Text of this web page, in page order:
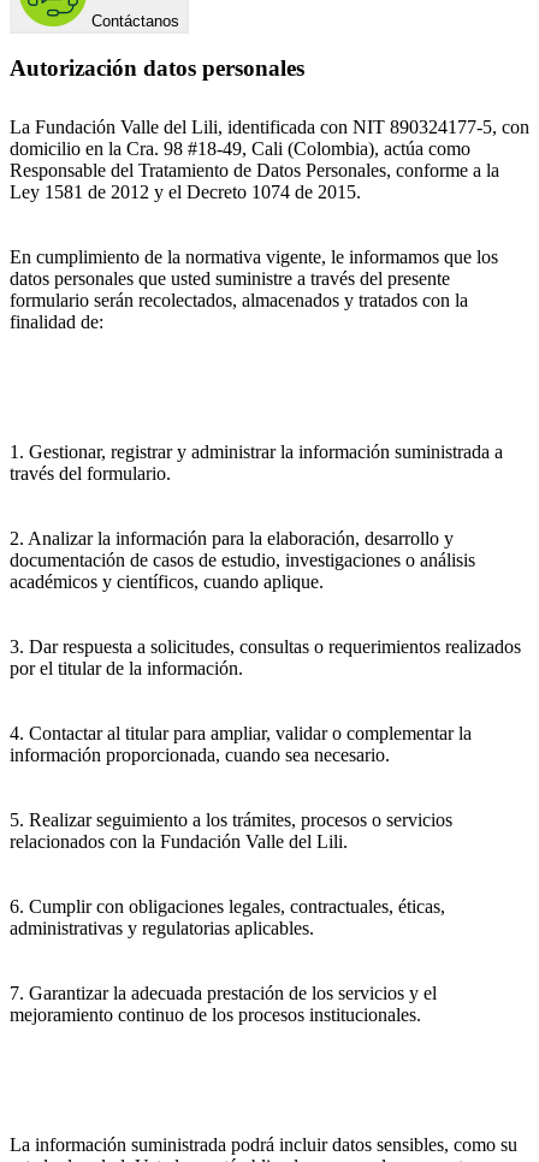
Contáctanos
Autorización datos personales
La Fundación Valle del Lili, identificada con NIT 890324177-5, con
domicilio en la Cra. 98 #18-49, Cali (Colombia), actúa como
Responsable del Tratamiento de Datos Personales, conforme a la
Ley 1581 de 2012 y el Decreto 1074 de 2015.
En cumplimiento de la normativa vigente, le informamos que los
datos personales que usted suministre a través del presente
formulario serán recolectados, almacenados y tratados con la
finalidad de:
1. Gestionar, registrar y administrar la información suministrada a
través del formulario.
2. Analizar la información para la elaboración, desarrollo y
documentación de casos de estudio, investigaciones o análisis
académicos y científicos, cuando aplique.
3. Dar respuesta a solicitudes, consultas o requerimientos realizados
por el titular de la información.
4. Contactar al titular para ampliar, validar o complementar la
información proporcionada, cuando sea necesario.
5. Realizar seguimiento a los trámites, procesos o servicios
relacionados con la Fundación Valle del Lili.
6. Cumplir con obligaciones legales, contractuales, éticas,
administrativas y regulatorias aplicables.
7. Garantizar la adecuada prestación de los servicios y el
mejoramiento continuo de los procesos institucionales.
La información suministrada podrá incluir datos sensibles, como su